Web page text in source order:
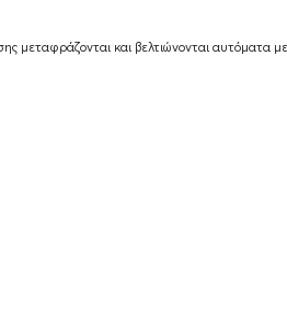
μεταφράζονται και βελτιώνονται αυτόματα